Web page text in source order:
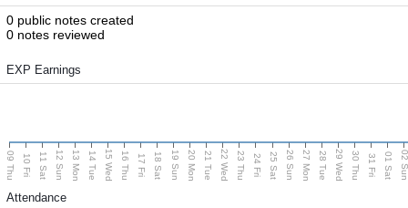
0 public notes created
0 notes reviewed
EXP Earnings
09 Thu 10 Fri 11 Sat 12 Sun 13 Mon 14 Tue 15 Wed 16 Thu 17 Fri 18 Sat 19 Sun 20 Mon 21 Tue 22 Wed 23 Thu 24 Fri 25 Sat 26 Sun 27 Mon 28 Tue 29 Wed 30 Thu 31 Fri 01 Sat 02
Attendance